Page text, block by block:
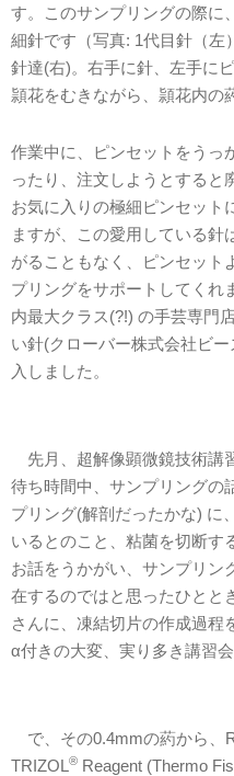
す。このサンプリングの際に
細針です（写真: 1代目針（左
針達(右)。右手に針、左手に
頴花をむきながら、頴花内の
作業中に、ピンセットをうっ
ったり、注文しようとすると
お気に入りの極細ピンセット
ますが、この愛用している針
がることもなく、ピンセット
プリングをサポートしてくれ
内最大クラス(?!) の手芸専門
い針(クローバー株式会社ビ
入しました。
先月、超解像顕微鏡技術講
待ち時間中、サンプリングの
プリング(解剖だったかな) に
いるとのこと、粘菌を切断す
お話をうかがい、サンプリン
在するのではと思ったひとと
さんに、凍結切片の作成過程
α付きの大変、実り多き講習会
で、その0.4mmの葯から、
TRIZOL ® Reagent (Thermo